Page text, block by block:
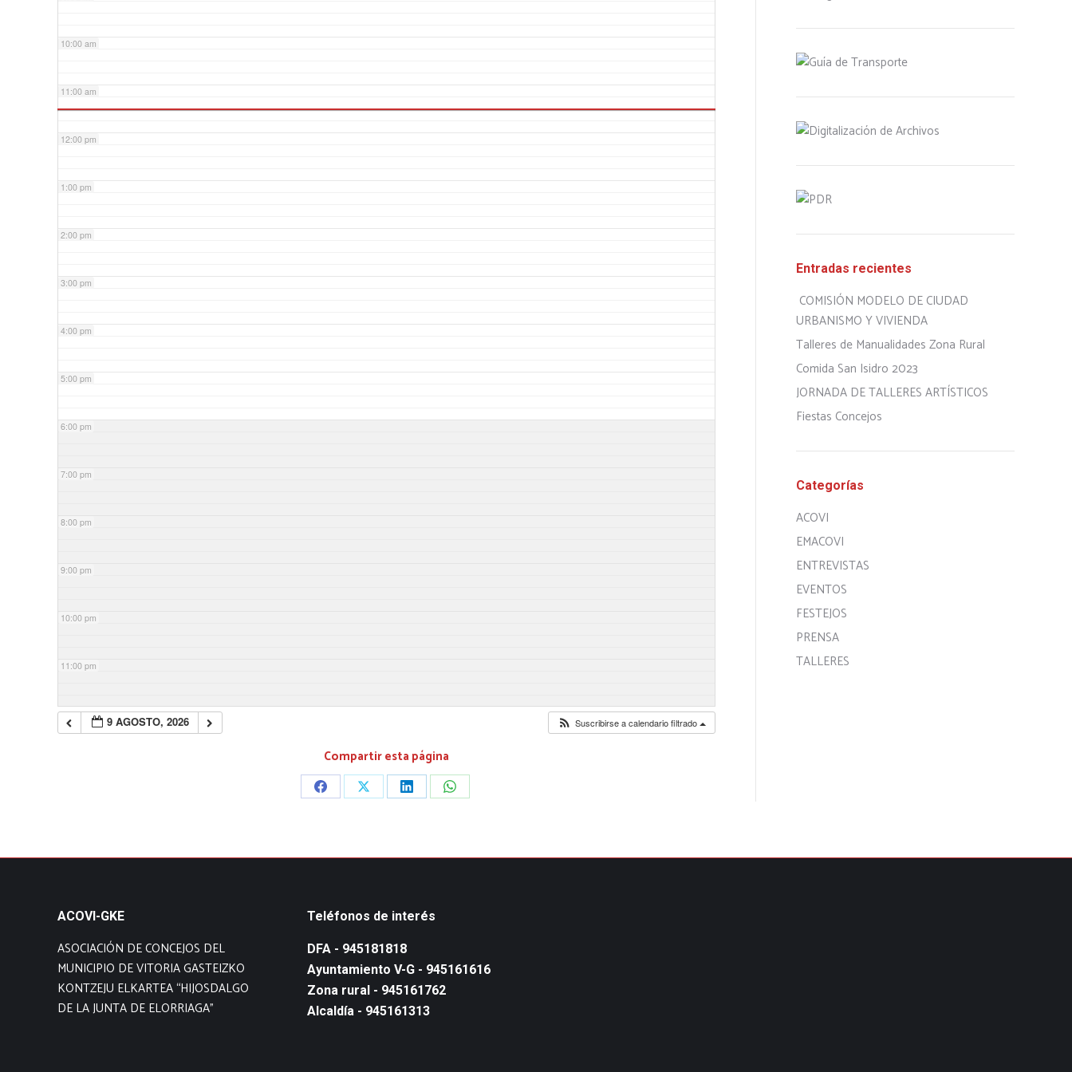
10:00 am
11:00 am
12:00 pm
1:00 pm
2:00 pm
3:00 pm
4:00 pm
5:00 pm
6:00 pm
7:00 pm
8:00 pm
9:00 pm
10:00 pm
11:00 pm
9 AGOSTO, 2026 Suscribirse a calendario filtrado
Compartir esta página
Share Share Share Share
Entradas recientes
COMISIÓN MODELO DE CIUDAD
URBANISMO Y VIVIENDA
Talleres de Manualidades Zona Rural
Comida San Isidro 2023
JORNADA DE TALLERES ARTÍSTICOS
Fiestas Concejos
Categorías
ACOVI
EMACOVI
ENTREVISTAS
EVENTOS
FESTEJOS
PRENSA
TALLERES
ACOVI-GKE
ASOCIACIÓN DE CONCEJOS DEL
MUNICIPIO DE VITORIA GASTEIZKO
KONTZEJU ELKARTEA “HIJOSDALGO
DE LA JUNTA DE ELORRIAGA”
Teléfonos de interés
DFA - 945181818
Ayuntamiento V-G - 945161616
Zona rural - 945161762
Alcaldía - 945161313